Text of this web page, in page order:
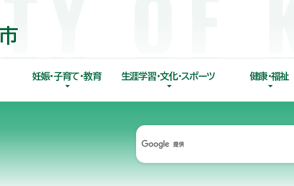
妊娠・子育て・教育 生涯学習・文化・スポーツ 健康・福祉